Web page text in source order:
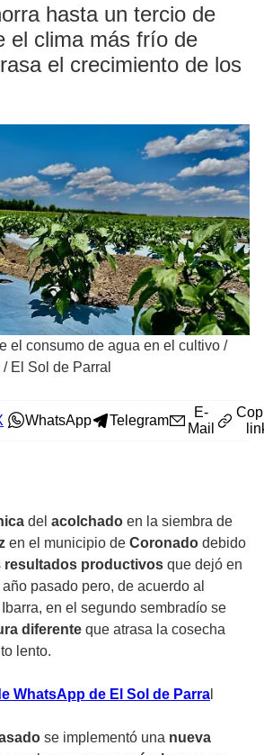
hasta un tercio de
el clima más frío de
el crecimiento de los
el consumo de agua en el cultivo /
El Sol de Parral
WhatsApp Telegram
E-
Mail
del acolchado en la siembra de
en el municipio de Coronado debido
resultados productivos que dejó en
pasado pero, de acuerdo al
en el segundo sembradío se
diferente que atrasa la cosecha
lento.
WhatsApp de El Sol de Parra
se implementó una nueva